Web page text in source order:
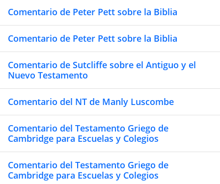
Comentario de Peter Pett sobre la Biblia
Comentario de Peter Pett sobre la Biblia
Comentario de Sutcliffe sobre el Antiguo y el
Nuevo Testamento
Comentario del NT de Manly Luscombe
Comentario del Testamento Griego de
Cambridge para Escuelas y Colegios
Comentario del Testamento Griego de
Cambridge para Escuelas y Colegios